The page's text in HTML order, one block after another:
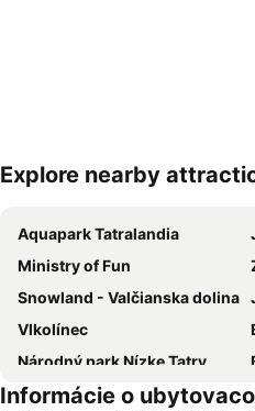
Explore nearby
Aquapark Tatralandia
Ministry of Fun
Snowland - Valčianska dolina
Vlkolínec
Národný park Nízke Tatry
Park Snow Donovaly
Informácie o